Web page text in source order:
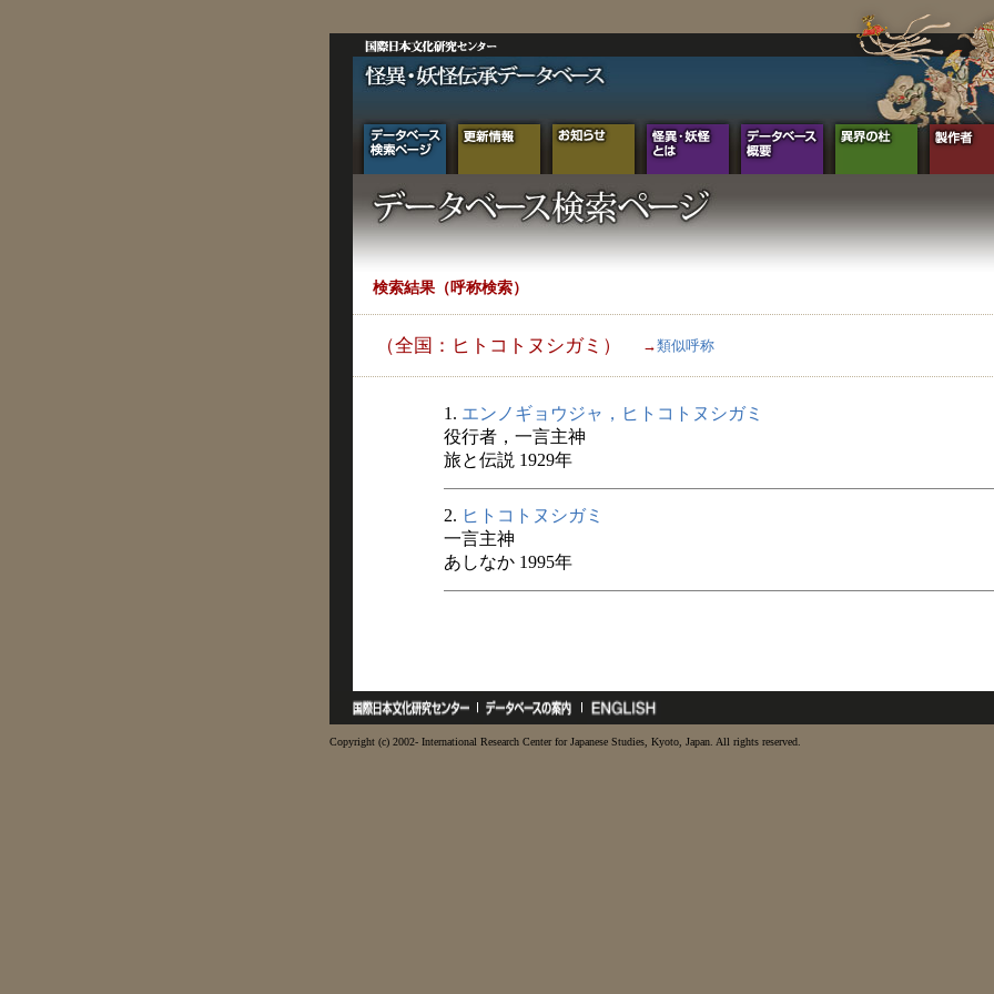
検索結果（呼称検索）
（全国：ヒトコトヌシガミ） →類似呼称
1. エンノギョウジャ，ヒトコトヌシガミ
役行者，一言主神
旅と伝説 1929年
2. ヒトコトヌシガミ
一言主神
あしなか 1995年
Copyright (c) 2002- International Research Center for Japanese Studies, Kyoto, Japan. All rights reserved.